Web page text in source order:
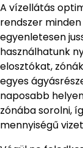
A vízellátás
rendszer
egyenletesen
használhatunk
elosztókat,
egyes
naposabb
zónába sorolni,
mennyiségű